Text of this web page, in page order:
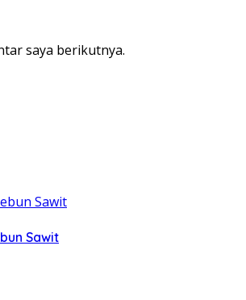
saya berikutnya.
Sawit